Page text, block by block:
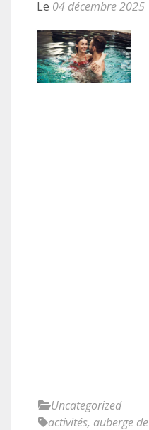
Le 04 décembre 2025
Uncategorized
activités, auberge